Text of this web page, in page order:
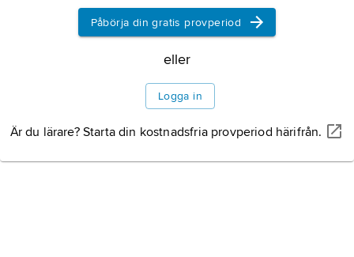
Information om artikeln
Påbörja din gratis provperiod
eller
Logga in
Är du lärare? Starta din kostnadsfria provperiod härifrån.